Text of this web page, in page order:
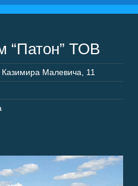
“Патон” ТОВ
Казимира Малевича, 11